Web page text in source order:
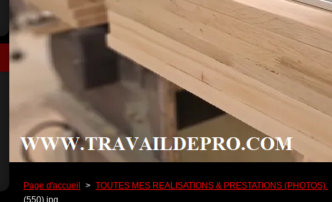
Page d'accueil > TOUTES MES REALISATIONS & PRESTATIONS (PHOTOS).
(550).jpg